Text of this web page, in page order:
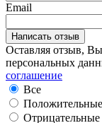
Email
Оставляя отзыв, Вы
персональных
соглашение
Все
Положительные
Отрицательные